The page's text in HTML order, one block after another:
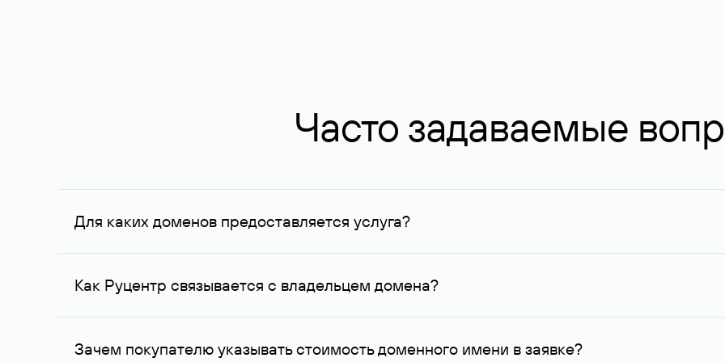
Часто задаваемые
Для каких доменов предоставляется услуга?
Услуга доступна для доменов, зарегистрированных в Руцентре и у других регистраторов. Для доменов,
Как Руцентр связывается с владельцем домена?
Для связи с владельцем домена используются его контактные данные, доступные Руцентру.
Зачем покупателю указывать стоимость доменного имени в заявке?